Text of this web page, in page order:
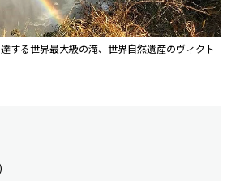
する世界最大級の滝、世界自然遺産のヴィクト